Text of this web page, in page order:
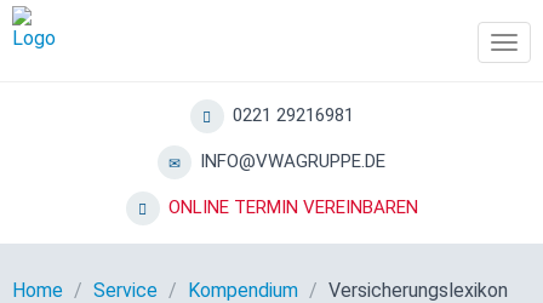
0221 29216981
INFO@VWAGRUPPE.DE
ONLINE TERMIN VEREINBAREN
Home Service Kompendium Versicherungslexikon